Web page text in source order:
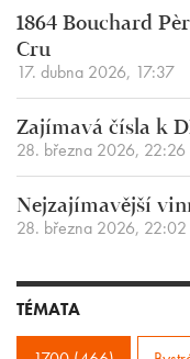
1864 Bouchard
Cru
17. dubna 2026, 17:37
Zajímavá čísla k
28. března 2026, 22:26
Nejzajímavější
28. března 2026, 22:02
TÉMATA